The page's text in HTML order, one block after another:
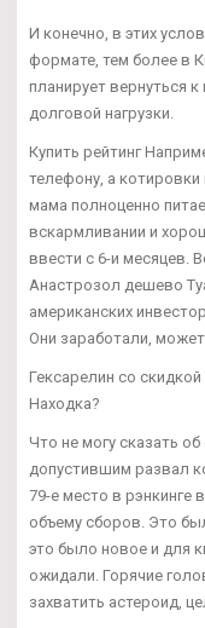
И конечно, в этих
формате, тем более в
планирует вернуться
долговой нагрузки.
Купить рейтинг
телефону, а
мама полноценно
вскармливании и
ввести с 6-и месяцев.
Анастрозол дешево
американских
Они заработали,
Гексарелин со
Находка?
Что не могу сказать
допустившим развал
79-е место в рэнкинге
объему сборов. Это
это было новое и для
ожидали. Горячие
захватить астероид,